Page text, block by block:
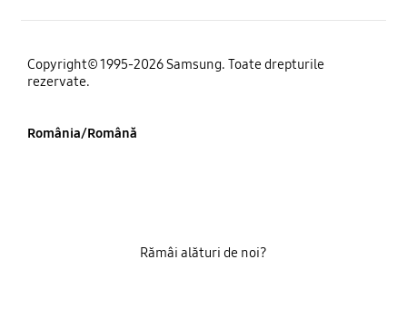
Copyright© 1995-2026 Samsung. Toate drepturile
rezervate.
România/Română
Rămâi alături de noi?